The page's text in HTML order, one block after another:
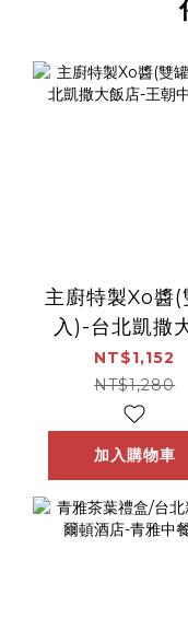
主廚特製Xo醬(
入)-台北凱撒
店-王朝中餐
NT$1,152
NT$1,280
加入購物車